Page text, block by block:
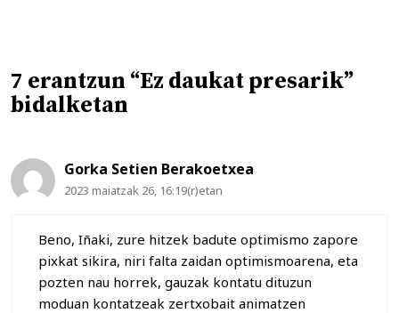
7 erantzun “Ez daukat presarik”
bidalketan
Gorka Setien Berakoetxea
2023 maiatzak 26, 16:19(r)etan
Beno, Iñaki, zure hitzek badute optimismo zapore
pixkat sikira, niri falta zaidan optimismoarena, eta
pozten nau horrek, gauzak kontatu dituzun
moduan kontatzeak zertxobait animatzen